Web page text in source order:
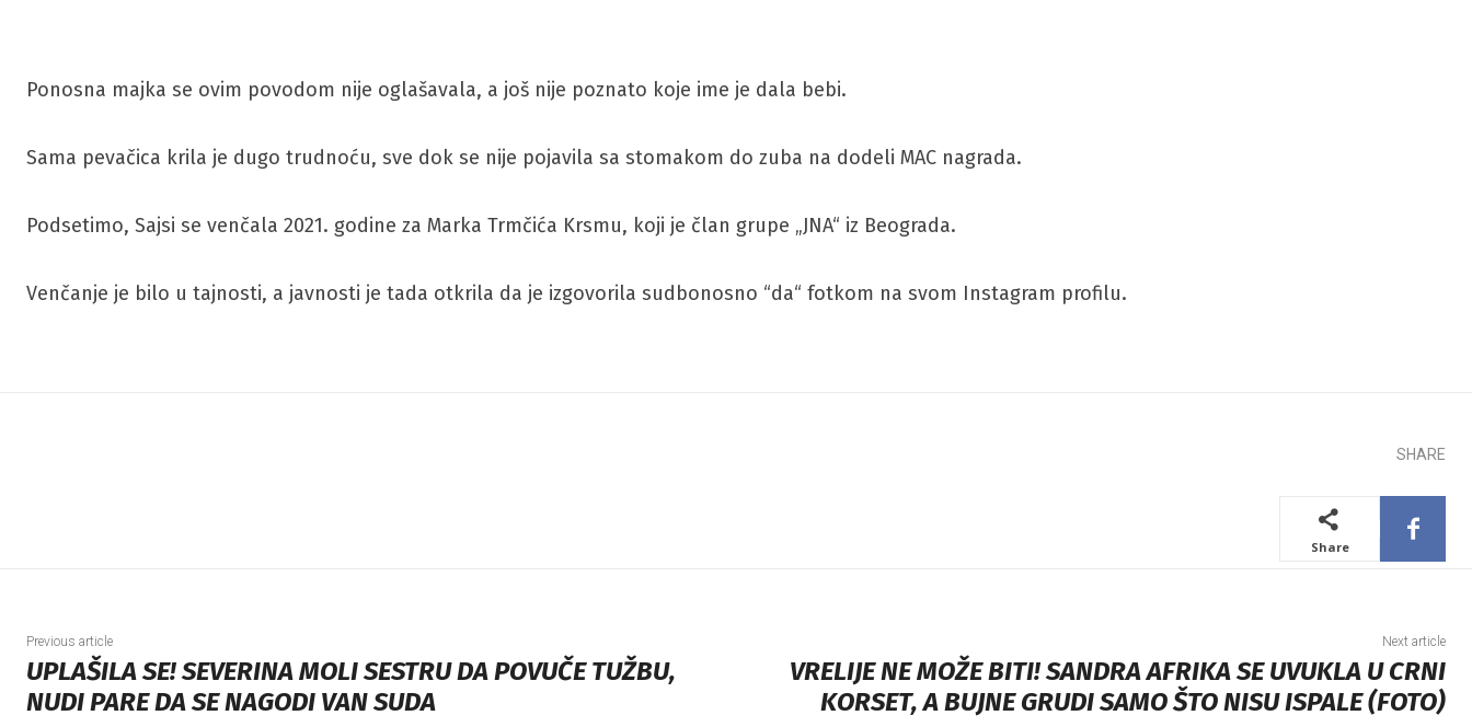
Ponosna majka se ovim povodom nije oglašavala, a još nije poznato koje ime je dala bebi.
Sama pevačica krila je dugo trudnoću, sve dok se nije pojavila sa stomakom do zuba na dodeli MAC nagrada.
Podsetimo, Sajsi se venčala 2021. godine za Marka Trmčića Krsmu, koji je član grupe „JNA“ iz Beograda.
Venčanje je bilo u tajnosti, a javnosti je tada otkrila da je izgovorila sudbonosno “da“ fotkom na svom Instagram profilu.
SHARE
Share
Previous article
UPLAŠILA SE! SEVERINA MOLI SESTRU DA POVUČE TUŽBU,
NUDI PARE DA SE NAGODI VAN SUDA
Next article
VRELIJE NE MOŽE BITI! SANDRA AFRIKA SE UVUKLA U CRNI
KORSET, A BUJNE GRUDI SAMO ŠTO NISU ISPALE (FOTO)